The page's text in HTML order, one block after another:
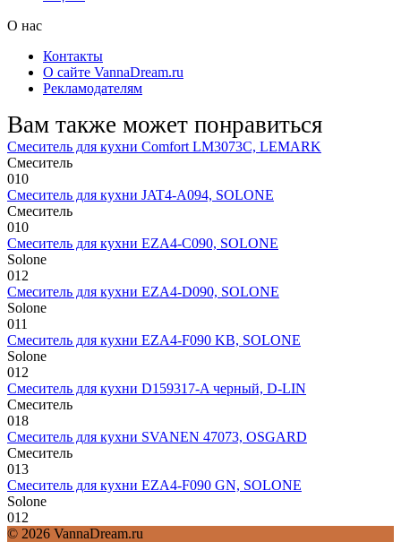
О нас
Контакты
О сайте VannaDream.ru
Рекламодателям
Вам также может понравиться
Смеситель для кухни Comfort LM3073C, LEMARK
Смеситель
010
Смеситель для кухни JAT4-A094, SOLONE
Смеситель
010
Смеситель для кухни EZA4-C090, SOLONE
Solone
012
Смеситель для кухни EZA4-D090, SOLONE
Solone
011
Смеситель для кухни EZA4-F090 KB, SOLONE
Solone
012
Смеситель для кухни D159317-A черный, D-LIN
Смеситель
018
Смеситель для кухни SVANEN 47073, OSGARD
Смеситель
013
Смеситель для кухни EZA4-F090 GN, SOLONE
Solone
012
© 2026 VannaDream.ru